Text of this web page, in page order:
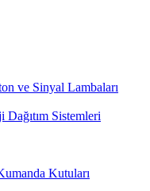
ve Sinyal Lambaları
Dağıtım Sistemleri
Kutuları